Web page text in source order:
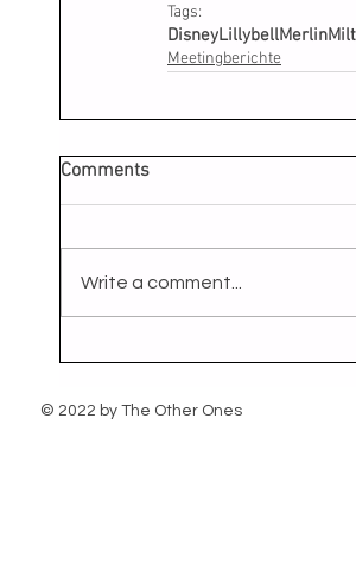
Tags:
DisneyLillybellMerlin
Meetingberichte
Comments
Write a comment...
© 2022 by The Other Ones